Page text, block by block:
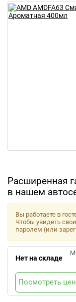
Расширенная
в нашем
Вы работаете в
Чтобы увидеть
паролем (или
Нет на складе
Посмотреть